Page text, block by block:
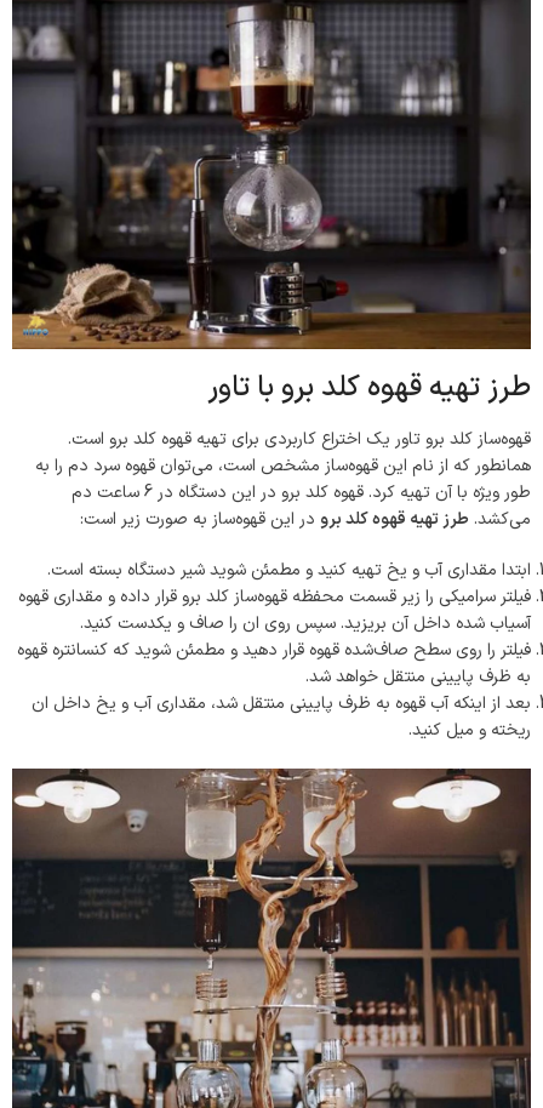
طرز تهیه قهوه کلد برو با تاور
قهوه‌ساز کلد برو تاور یک اختراع کاربردی برای تهیه قهوه کلد برو است.
همانطور که از نام این قهوه‌ساز مشخص است، می‌توان قهوه سرد دم را به
طور ویژه با آن تهیه کرد. قهوه کلد برو در این دستگاه در 6 ساعت دم
می‌کشد. طرز تهیه قهوه کلد برو در این قهوه‌ساز به صورت زیر است:
ابتدا مقداری آب و یخ تهیه کنید و مطمئن شوید شیر دستگاه بسته است.
فیلتر سرامیکی را زیر قسمت محفظه قهوه‌ساز کلد برو قرار داده و مقداری قهوه
آسیاب شده داخل آن بریزید. سپس روی ان را صاف و یکدست کنید.
فیلتر را روی سطح صاف‌شده قهوه قرار دهید و مطمئن شوید که کنسانتره قهوه
به ظرف پایینی منتقل خواهد شد.
بعد از اینکه آب قهوه به ظرف پایینی منتقل ‌شد، مقداری آب و یخ داخل ان
ریخته و میل کنید.